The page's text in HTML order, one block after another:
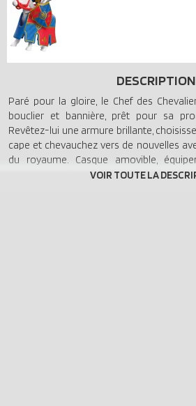
DESCRIPTION
Paré pour la gloire, le Chef des
bouclier et bannière, prêt pour sa
Revêtez-lui une armure brillante,
cape et chevauchez vers de nouvelles
du royaume. Casque amovible,
monture : chaque voyage devient un